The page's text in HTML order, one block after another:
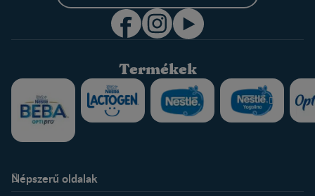
Termékek
Népszerű oldalak